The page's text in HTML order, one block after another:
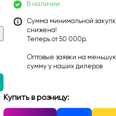
В наличии
Сумма минимальной
снижена!
Теперь от 50 000р.
Оптовые заявки на
сумму у наших дилеров
Купить в розницу: